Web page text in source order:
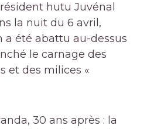
hutu Juvénal
la nuit du 6 avril,
a été abattu au-dessus
le carnage des
et des milices «
30 ans après : la